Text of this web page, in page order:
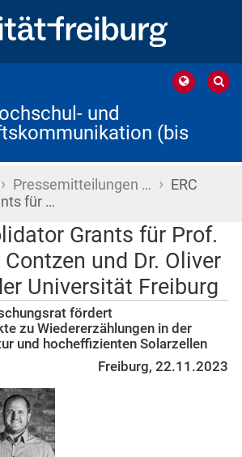
und
(bis
› Pressemitteilungen … › ERC
für …
Grants für Prof.
Contzen und Dr. Oliver
Universität Freiburg
fördert
zu Wiedererzählungen in der
und hocheffizienten Solarzellen
Freiburg, 22.11.2023